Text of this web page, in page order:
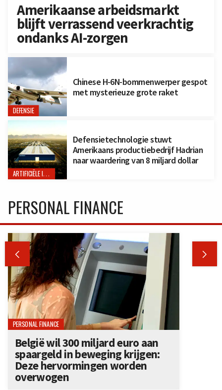
Amerikaanse arbeidsmarkt
blijft verrassend veerkrachtig
ondanks AI-zorgen
DEFENSIE
Chinese H-6N-bommenwerper gespot
met mysterieuze grote raket
ARTIFICIËLE INTELLIGENTIE
Defensietechnologie stuwt
Amerikaans productiebedrijf Hadrian
naar waardering van 8 miljard dollar
PERSONAL FINANCE
 
PERSONAL FINANCE
België wil 300 miljard euro aan
spaargeld in beweging krijgen:
Deze hervormingen worden
overwogen